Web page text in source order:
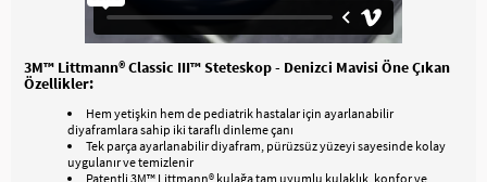
3M™ Littmann® Classic III™ Steteskop - Denizci Mavisi Öne Çıkan
Özellikler:
Hem yetişkin hem de pediatrik hastalar için ayarlanabilir
diyaframlara sahip iki taraflı dinleme çanı
Tek parça ayarlanabilir diyafram, pürüzsüz yüzeyi sayesinde kolay
uygulanır ve temizlenir
Patentli 3M™ Littmann® kulağa tam uyumlu kulaklık, konfor ve